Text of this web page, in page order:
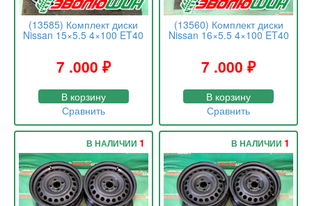
(13585) Комплект диски
Nissan 15×5.5 4×100 ET40
7 .000 ₽
В корзину
Сравнить
(13560) Комплект диски
Nissan 16×5.5 4×100 ET40
7 .000₽
В корзину
Сравнить
В НАЛИЧИИ 1 В НАЛИЧИИ 1